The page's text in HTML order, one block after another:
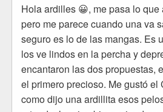
Hola ardilles 😀, me pasa lo
pero me parece cuando una va
seguro es lo de las mangas. Es
los ve lindos en la percha y
encantaron las dos propuestas,
el primero precioso. Me gustó
como dijo una ardillita esos